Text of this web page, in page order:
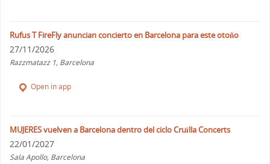
Rufus T FireFly anuncian concierto en Barcelona para este otoño
27/11/2026
Razzmatazz 1, Barcelona
Open in app
MUJERES vuelven a Barcelona dentro del ciclo Cruïlla Concerts
22/01/2027
Sala Apollo, Barcelona